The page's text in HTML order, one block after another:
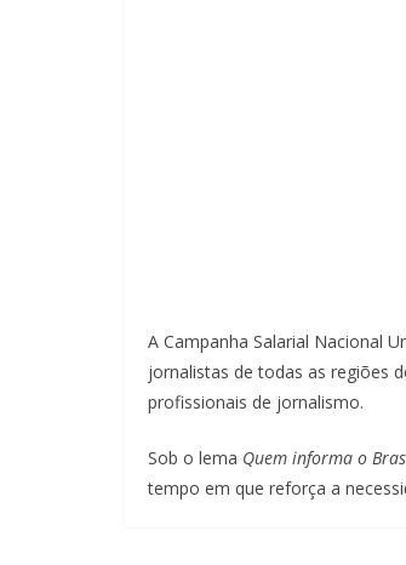
​A Campanha Salarial Nacional
jornalistas de todas as regiões
profissionais de jornalismo.
Sob o lema Quem informa o
tempo em que reforça a